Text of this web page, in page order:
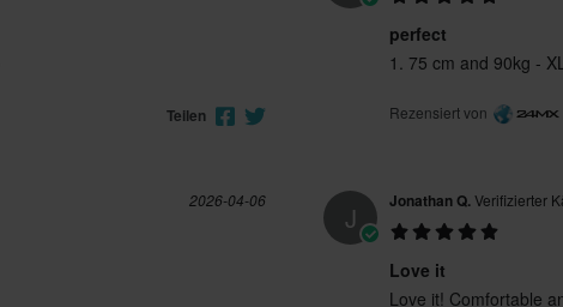
Teilen
perfect
1. 75 cm and 90kg -
Rezensiert von
2026-04-06
J Jonathan Q.Verifizierter
Love it
Love it! Comfortable